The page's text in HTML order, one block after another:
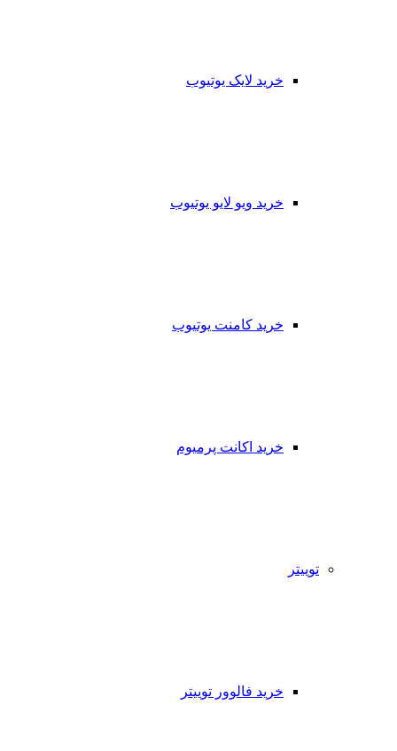
خرید لایک یوتیوب
خرید ویو لایو یوتیوب
خرید کامنت یوتیوب
خرید اکانت پرمیوم
توییتر
خرید فالوور توییتر